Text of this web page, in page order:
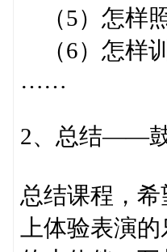
（5）怎样
（6）怎样
……
2、总结——
总结课程，
上体验表演